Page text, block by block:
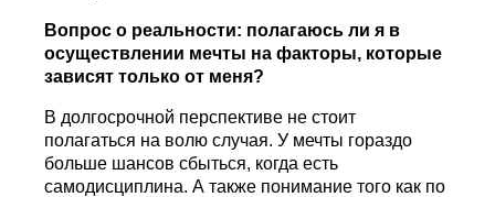
Вопрос о реальности: полагаюсь ли я в
осуществлении мечты на факторы, которые
зависят только от меня?
В долгосрочной перспективе не стоит
полагаться на волю случая. У мечты гораздо
больше шансов сбыться, когда есть
самодисциплина. А также понимание того как по